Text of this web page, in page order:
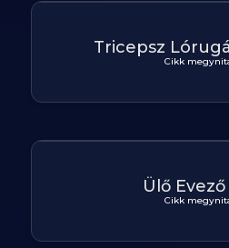
Tricepsz
Cikk
Ülő
Cikk